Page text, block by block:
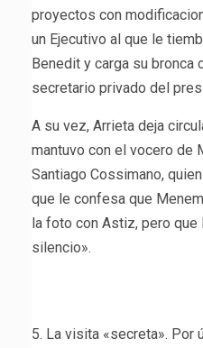
proyectos con
un Ejecutivo al que le
Benedit y carga su bronca
secretario privado del
A su vez, Arrieta deja
mantuvo con el vocero de
Santiago Cossimano,
que le confesa que
la foto con Astiz, pero que
silencio».
5. La visita «secreta». Por